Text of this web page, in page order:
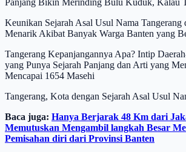
Panjang Bikin Merinding Bulu Kuduk, Kalau
Keunikan Sejarah Asal Usul Nama Tangerang
Menarik Akibat Banyak Warga Banten yang
Tangerang Kepanjangannya Apa? Intip
yang Punya Sejarah Panjang dan Arti yang
Mencapai 1654 Masehi
Tangerang, Kota dengan Sejarah Asal Usul
Baca juga: Hanya Berjarak 48 Km dari
Memutuskan Mengambil langkah Besar
Pemisahan diri dari Provinsi Banten